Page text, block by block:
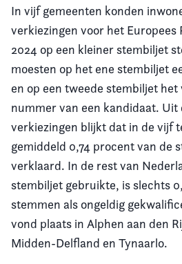
In vijf gemeenten konden
verkiezingen voor het Europees
2024 op een kleiner stembiljet
moesten op het ene stembiljet
en op een tweede stembiljet het
nummer van een kandidaat. Uit
verkiezingen blijkt dat in de vijf
gemiddeld 0,74 procent van de
verklaard. In de rest van
stembiljet gebruikte, is slechts
stemmen als ongeldig
vond plaats in Alphen aan den
Midden-Delfland en Tynaarlo.